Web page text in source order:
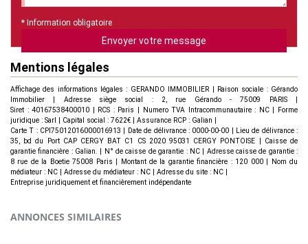
* Information obligatoire
Envoyer votre message
Mentions légales
Affichage des informations légales : GERANDO IMMOBILIER | Raison sociale : Gérando
Immobilier | Adresse siège social : 2, rue Gérando - 75009 PARIS |
Siret : 40167538400010 | RCS : Paris | Numero TVA Intracommunautaire : NC | Forme
juridique : Sarl | Capital social : 7622€ | Assurance RCP : Galian |
Carte T : CPI75012016000016913 | Date de délivrance : 0000-00-00 | Lieu de délivrance :
35, bd du Port CAP CERGY BAT C1 CS 2020 95031 CERGY PONTOISE | Caisse de
garantie financière : Galian. | N° de caisse de garantie : NC | Adresse caisse de garantie :
8 rue de la Boetie 75008 Paris | Montant de la garantie financière : 120 000 | Nom du
médiateur : NC | Adresse du médiateur : NC | Adresse du site : NC |
Entreprise juridiquement et financièrement indépendante
ANNONCES SIMILAIRES